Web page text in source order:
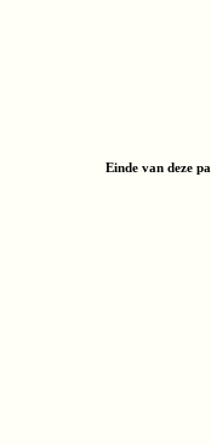
Einde van deze